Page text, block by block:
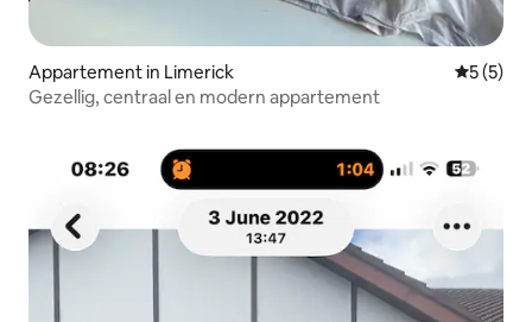
Appartement in Limerick
5 (5)
Gezellig, centraal en modern appartement